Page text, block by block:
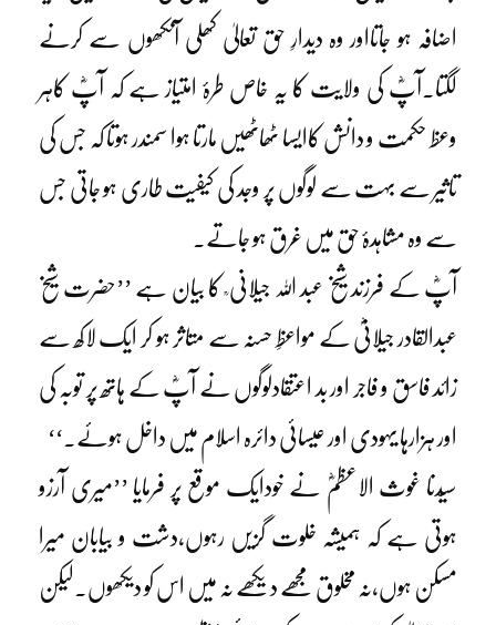
اضافہ ہو جاتااور وہ دیدارِ حق تعالیٰ کھلی آنکھوں سے کرنے
لگتا۔آپؓ کی ولایت کا یہ خاص طرۂ امتیاز ہے کہ آپؓ کاہر
وعظ حکمت و دانش کاایسا ٹھاٹھیں مارتا ہوا سمندر ہوتا کہ جس کی
تاثیر سے بہت سے لوگوں پر وجد کی کیفیت طاری ہو جاتی جس
سے وہ مشاہدۂ حق میں غرق ہو جاتے۔
آپؓ کے فرزند شیخ عبد اللہ جیلانی ؒ کا بیان ہے ’’حضرت شیخ
عبدالقادر جیلانیؓ کے مواعظِ حسنہ سے متاثر ہو کر ایک لاکھ سے
زائد فاسق و فاجر اور بد اعتقادلوگوں نے آپؓ کے ہاتھ پر توبہ کی
اور ہزارہا یہودی اور عیسائی دائرہ اسلام میں داخل ہوئے۔‘‘
سیّدنا غوث الاعظمؓ نے خودایک موقع پر فرمایا ’’میری آرزو
ہوتی ہے کہ ہمیشہ خلوت گزیں رہوں،دشت و بیابان میرا
مسکن ہوں،نہ مخلوق مجھے دیکھے نہ میں اس کو دیکھوں۔لیکن